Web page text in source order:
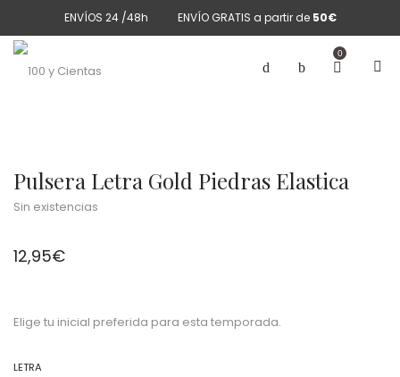
ENVÍOS 24 /48h ENVÍO GRATIS a partir de 50€
0
Pulsera Letra Gold Piedras Elastica
Sin existencias
12,95€
Elige tu inicial preferida para esta temporada.
LETRA